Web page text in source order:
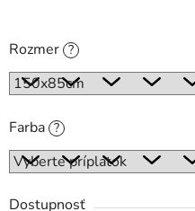
Rozmer ?
Farba ?
Dostupnosť